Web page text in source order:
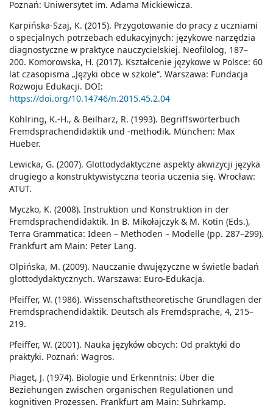
Poznań: Uniwersytet im. Adama Mickiewicza.
Karpińska-Szaj, K. (2015). Przygotowanie do pracy z uczniami
o specjalnych potrzebach edukacyjnych: językowe narzędzia
diagnostyczne w praktyce nauczycielskiej. Neofilolog, 187–
200. Komorowska, H. (2017). Kształcenie językowe w Polsce: 60
lat czasopisma „Języki obce w szkole“. Warszawa: Fundacja
Rozwoju Edukacji. DOI:
https://doi.org/10.14746/n.2015.45.2.04
Köhlring, K.-H., & Beilharz, R. (1993). Begriffswörterbuch
Fremdsprachendidaktik und -methodik. München: Max
Hueber.
Lewicka, G. (2007). Glottodydaktyczne aspekty akwizycji języka
drugiego a konstruktywistyczna teoria uczenia się. Wrocław:
ATUT.
Myczko, K. (2008). Instruktion und Konstruktion in der
Fremdsprachendidaktik. In B. Mikołajczyk & M. Kotin (Eds.),
Terra Grammatica: Ideen – Methoden – Modelle (pp. 287–299).
Frankfurt am Main: Peter Lang.
Olpińska, M. (2009). Nauczanie dwujęzyczne w świetle badań
glottodydaktycznych. Warszawa: Euro-Edukacja.
Pfeiffer, W. (1986). Wissenschaftstheoretische Grundlagen der
Fremdsprachendidaktik. Deutsch als Fremdsprache, 4, 215–
219.
Pfeiffer, W. (2001). Nauka języków obcych: Od praktyki do
praktyki. Poznań: Wagros.
Piaget, J. (1974). Biologie und Erkenntnis: Über die
Beziehungen zwischen organischen Regulationen und
kognitiven Prozessen. Frankfurt am Main: Suhrkamp.